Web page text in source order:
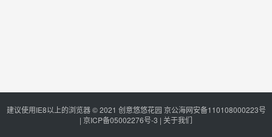
建议使用IE8以上的浏览器 © 2021 创意悠悠花园 京公海网安备110108000223号
| 京ICP备05002276号-3 | 关于我们